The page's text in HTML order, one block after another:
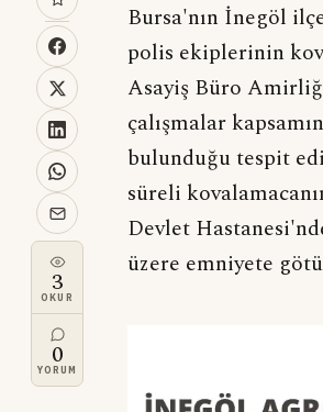
3
OKUR
0
YORUM
Bursa'nın İnegöl
polis ekiplerinin
Asayiş Büro
çalışmalar
bulunduğu tespit
süreli
Devlet
üzere emniyete